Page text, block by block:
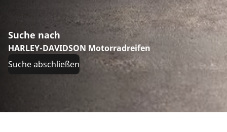
Suche nach
HARLEY-DAVIDSON Motorradreifen
Suche abschließen